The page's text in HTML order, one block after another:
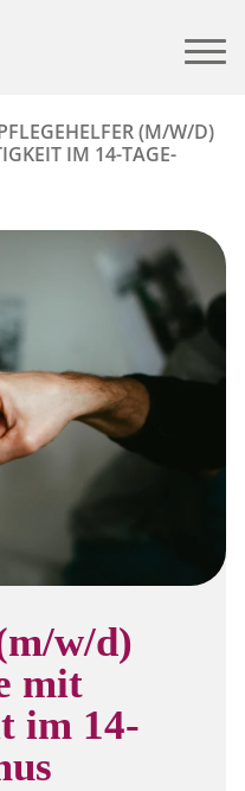
(M/W/D)
IM 14-TAGE-
w/d)
mit
im 14-